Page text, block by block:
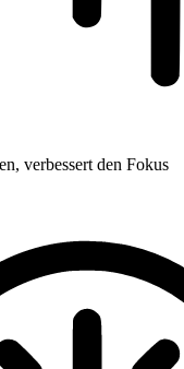
verbessert den Fokus